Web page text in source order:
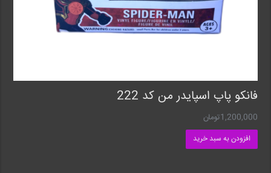
فانکو پاپ اسپایدر من کد 222
1,200,000تومان
افزودن به سبد خرید